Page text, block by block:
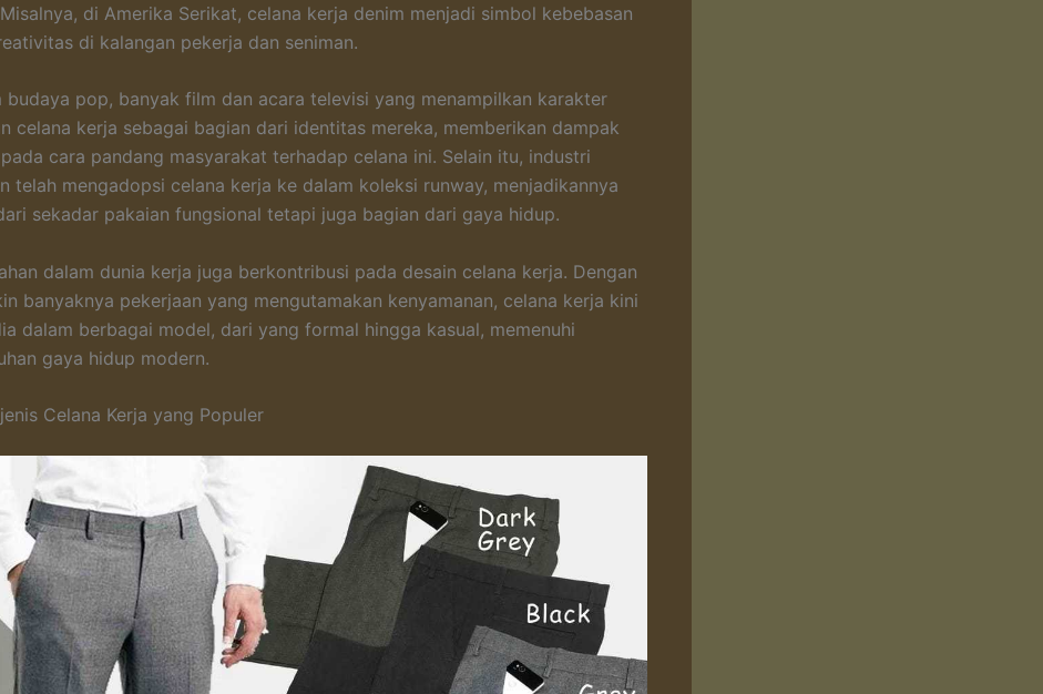
di Amerika Serikat, celana kerja denim menjadi simbol kebebasan
di kalangan pekerja dan seniman.
budaya pop, banyak film dan acara televisi yang menampilkan karakter
celana kerja sebagai bagian dari identitas mereka, memberikan dampak
cara pandang masyarakat terhadap celana ini. Selain itu, industri
telah mengadopsi celana kerja ke dalam koleksi runway, menjadikannya
sekadar pakaian fungsional tetapi juga bagian dari gaya hidup.
dalam dunia kerja juga berkontribusi pada desain celana kerja. Dengan
banyaknya pekerjaan yang mengutamakan kenyamanan, celana kerja kini
dalam berbagai model, dari yang formal hingga kasual, memenuhi
gaya hidup modern.
Celana Kerja yang Populer